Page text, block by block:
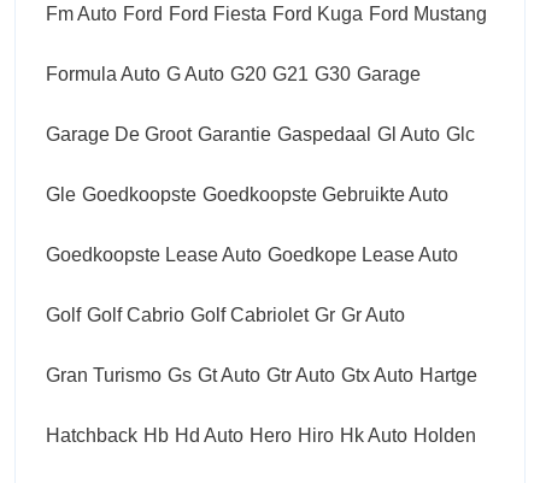
Fm Auto Ford Ford Fiesta Ford Kuga Ford Mustang
Formula Auto G Auto G20 G21 G30 Garage
Garage De Groot Garantie Gaspedaal Gl Auto Glc
Gle Goedkoopste Goedkoopste Gebruikte Auto
Goedkoopste Lease Auto Goedkope Lease Auto
Golf Golf Cabrio Golf Cabriolet Gr Gr Auto
Gran Turismo Gs Gt Auto Gtr Auto Gtx Auto Hartge
Hatchback Hb Hd Auto Hero Hiro Hk Auto Holden